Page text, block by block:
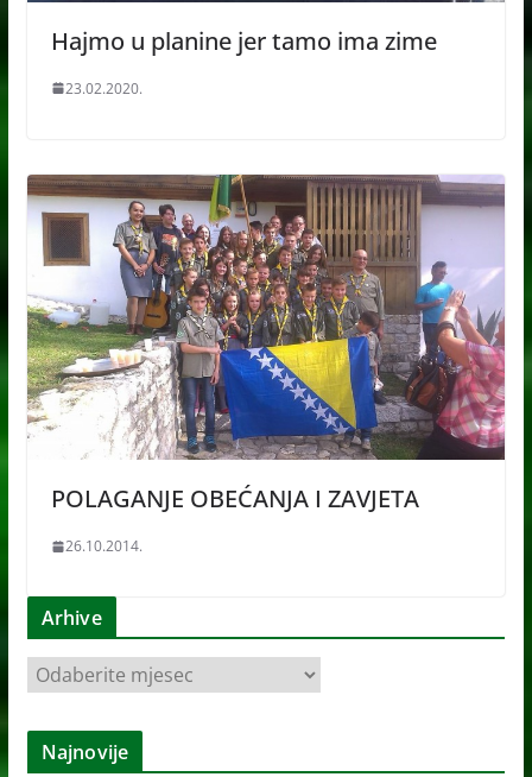
Hajmo u planine jer tamo ima zime
23.02.2020.
POLAGANJE OBEĆANJA I ZAVJETA
26.10.2014.
Arhive
r
h
Najnovije